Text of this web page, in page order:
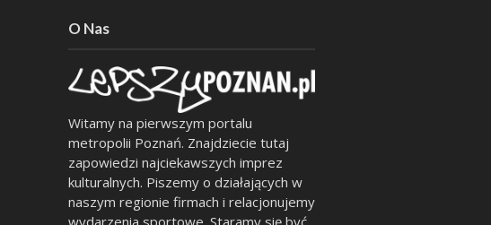
O Nas
Witamy na pierwszym portalu
metropolii Poznań. Znajdziecie tutaj
zapowiedzi najciekawszych imprez
kulturalnych. Piszemy o działających w
naszym regionie firmach i relacjonujemy